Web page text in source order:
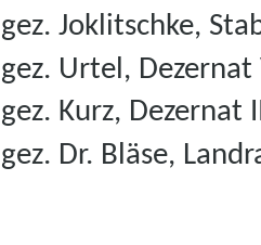
gez. Joklitschke,
gez. Urtel, Dezernat
gez. Kurz, Dezernat
gez. Dr. Bläse,